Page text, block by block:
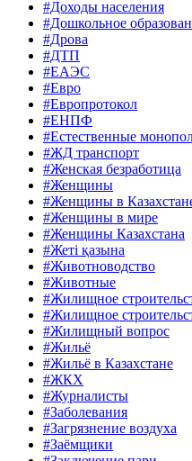
#Доходы населения
#Дошкольное
#Дрова
#ДТП
#ЕАЭС
#Евро
#Европротокол
#ЕНПФ
#Естественные
#ЖД транспорт
#Женская безработица
#Женщины
#Женщины в
#Женщины в мире
#Женщины Казахстана
#Жеті қазына
#Животноводство
#Животные
#Жилищное
#Жилищное
#Жилищный вопрос
#Жильё
#Жильё в Казахстане
#ЖКХ
#Журналисты
#Заболевания
#Загрязнение воздуха
#Заёмщики